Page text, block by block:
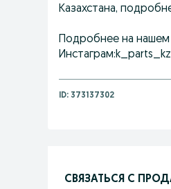
Казахстана,
Подробнее на нашем
Инстаграм:k_parts_kz
ID: 373137302
СВЯЗАТЬСЯ С